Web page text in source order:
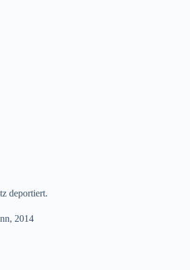
deportiert.
2014